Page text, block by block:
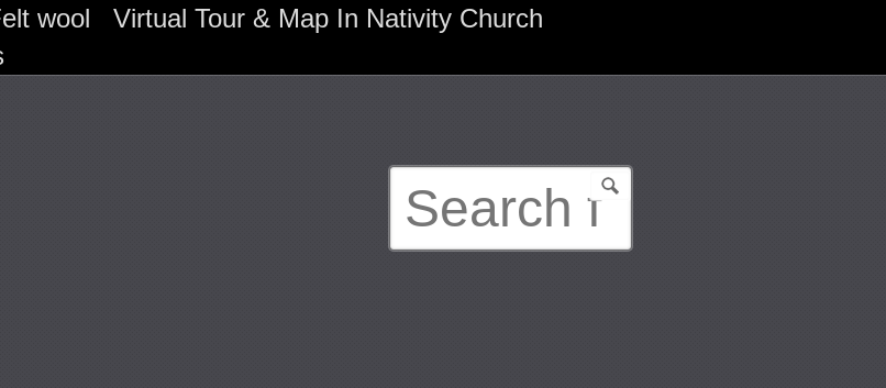
wool
Virtual Tour & Map In Nativity Church